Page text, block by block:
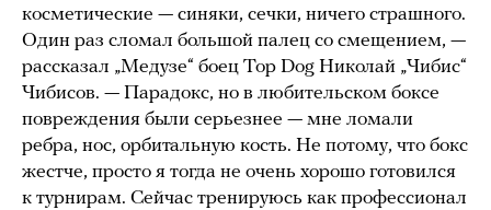
косметические — синяки, сечки, ничего страшного.
Один раз сломал большой палец со смещением, —
рассказал „Медузе“ боец Top Dog Николай „Чибис“
Чибисов. — Парадокс, но в любительском боксе
повреждения были серьезнее — мне ломали
ребра, нос, орбитальную кость. Не потому, что бокс
жестче, просто я тогда не очень хорошо готовился
к турнирам. Сейчас тренируюсь как профессионал